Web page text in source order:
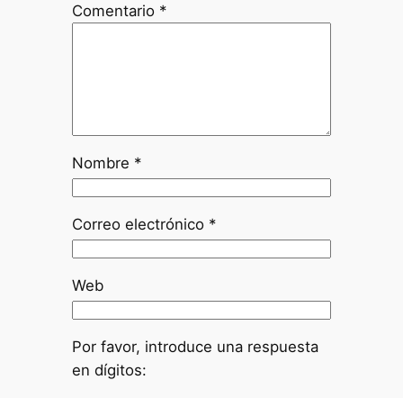
Comentario *
Nombre *
Correo electrónico *
Web
Por favor, introduce una respuesta
en dígitos: